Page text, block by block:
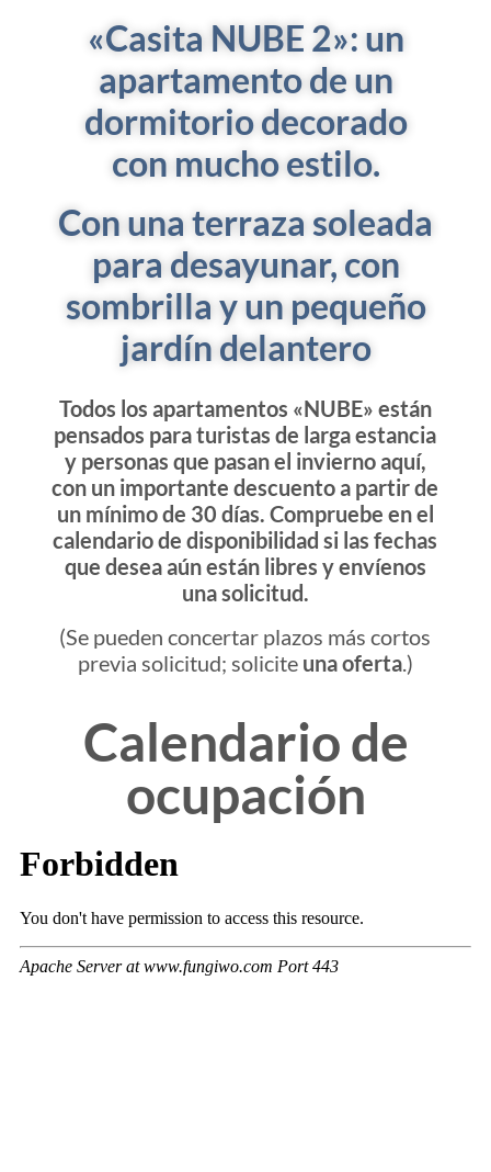
«Casita NUBE 2»: un
apartamento de un
dormitorio decorado
con mucho estilo.
Con una terraza soleada
para desayunar, con
sombrilla y un pequeño
jardín delantero
Todos los apartamentos «NUBE» están
pensados para turistas de larga estancia
y personas que pasan el invierno aquí,
con un importante descuento a partir de
un mínimo de 30 días. Compruebe en el
calendario de disponibilidad si las fechas
que desea aún están libres y envíenos
una solicitud.
(Se pueden concertar plazos más cortos
previa solicitud; solicite una oferta.)
Calendario de
ocupación